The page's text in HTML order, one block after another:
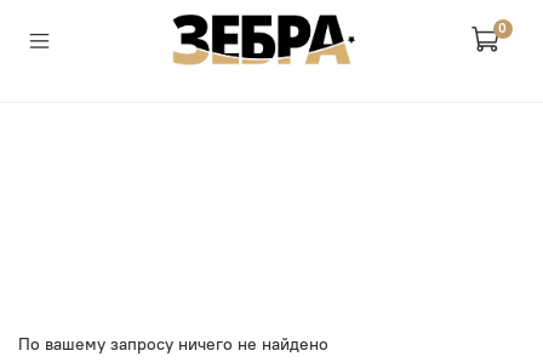
0
По вашему запросу ничего не найдено